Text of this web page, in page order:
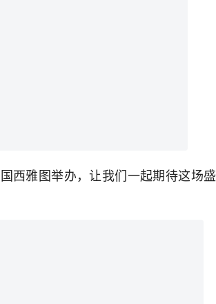
西雅图举办，让我们一起期待这场盛